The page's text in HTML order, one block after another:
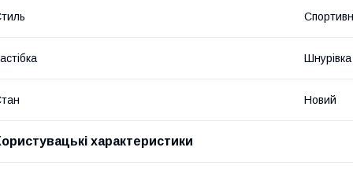
Шнурівка
Новий
характеристики